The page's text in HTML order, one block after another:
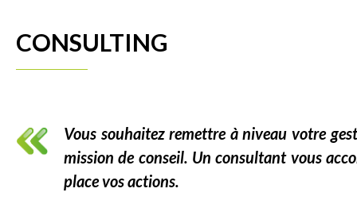
CONSULTING
Vous souhaitez remettre à niveau votre
mission de conseil. Un consultant vous
place vos actions.